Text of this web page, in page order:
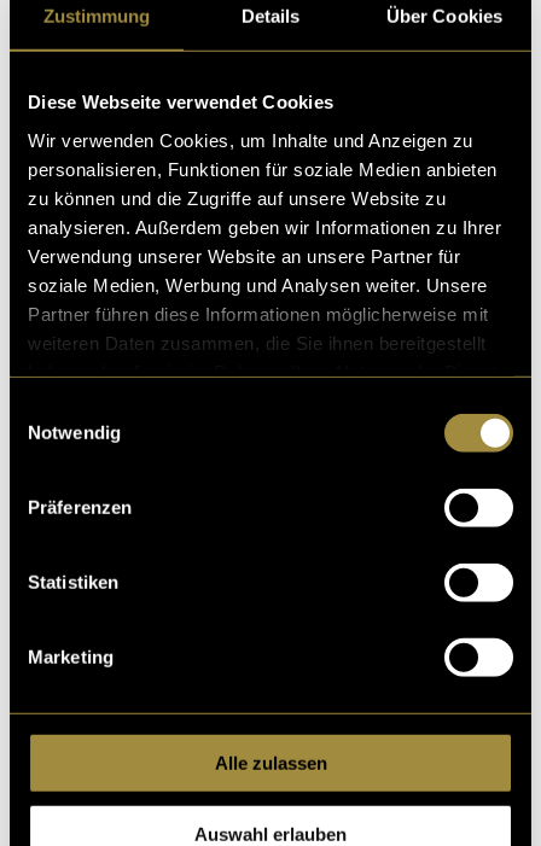
Zustimmung Details Über Cookies
Diese Webseite verwendet Cookies
Wir verwenden Cookies, um Inhalte und Anzeigen zu
personalisieren, Funktionen für soziale Medien anbieten
zu können und die Zugriffe auf unsere Website zu
analysieren. Außerdem geben wir Informationen zu Ihrer
Verwendung unserer Website an unsere Partner für
soziale Medien, Werbung und Analysen weiter. Unsere
Partner führen diese Informationen möglicherweise mit
weiteren Daten zusammen, die Sie ihnen bereitgestellt
Notwendig
Präferenzen
Statistiken
Marketing
Alle zulassen
Auswahl erlauben